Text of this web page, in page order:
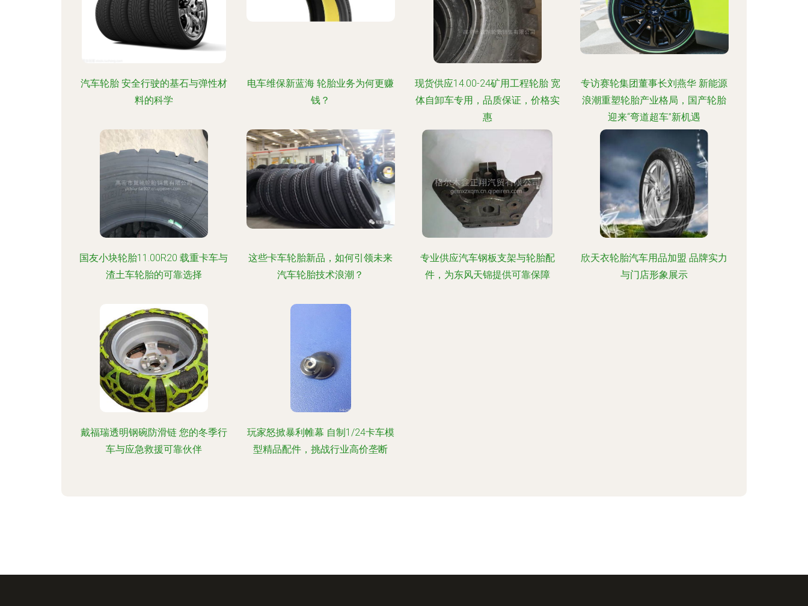
汽车轮胎 安全行驶的基石与弹性材
料的科学
电车维保新蓝海 轮胎业务为何更赚
钱？
现货供应14.00-24矿用工程轮胎 宽
体自卸车专用，品质保证，价格实
惠
专访赛轮集团董事长刘燕华 新能源
浪潮重塑轮胎产业格局，国产轮胎
迎来“弯道超车”新机遇
国友小块轮胎11.00R20 载重卡车与
渣土车轮胎的可靠选择
这些卡车轮胎新品，如何引领未来
汽车轮胎技术浪潮？
专业供应汽车钢板支架与轮胎配
件，为东风天锦提供可靠保障
欣天衣轮胎汽车用品加盟 品牌实力
与门店形象展示
戴福瑞透明钢碗防滑链 您的冬季行
车与应急救援可靠伙伴
玩家怒掀暴利帷幕 自制1/24卡车模
型精品配件，挑战行业高价垄断